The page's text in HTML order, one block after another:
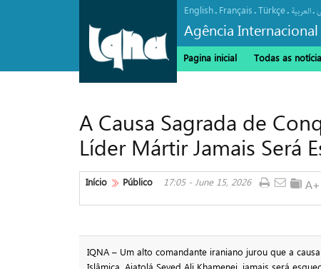
English. Français.Türkçe. العربیة.
Agência
Pagina inicial Todas as
A Causa Sagrada de
Líder Mártir Jamais Será
Início Público 17:05 - June 15, 2026
IQNA – Um alto comandante iraniano jurou que a
Islâmica, Aiatolá Seyed Ali Khamenei, jamais será